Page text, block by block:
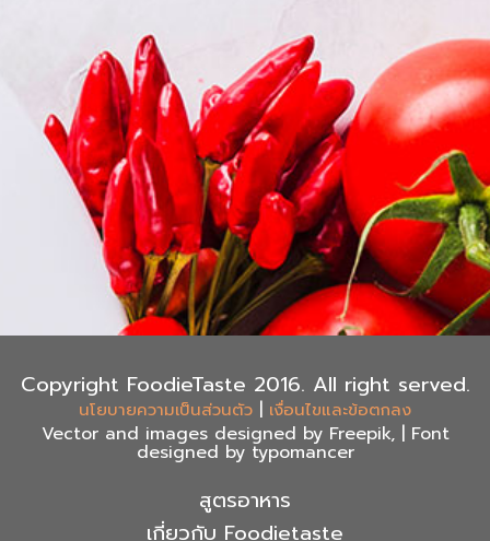
Copyright FoodieTaste 2016. All right served.
นโยบายความเป็นส่วนตัว | เงื่อนไขและข้อตกลง
Vector and images designed by Freepik, | Font
designed by typomancer
สูตรอาหาร
เกี่ยวกับ Foodietaste